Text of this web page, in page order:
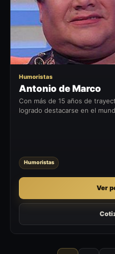
Humoristas
Antonio de Marco
Con más de 15 años de
logrado destacarse en el
Humoristas
Ver